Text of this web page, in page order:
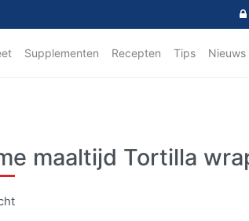
Supplementen Recepten Tips Nieuws
maaltijd Tortilla